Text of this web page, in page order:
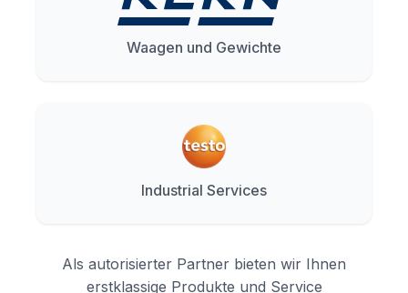
Waagen und Gewichte
Industrial Services
Als autorisierter Partner bieten wir Ihnen
erstklassige Produkte und Service